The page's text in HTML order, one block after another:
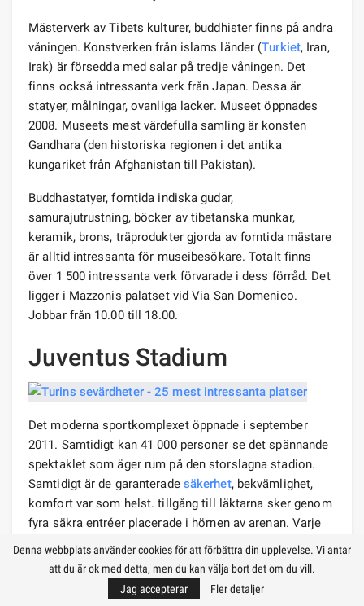
Mästerverk av Tibets kulturer, buddhister finns på andra
våningen. Konstverken från islams länder (Turkiet, Iran,
Irak) är försedda med salar på tredje våningen. Det
finns också intressanta verk från Japan. Dessa är
statyer, målningar, ovanliga lacker. Museet öppnades
2008. Museets mest värdefulla samling är konsten
Gandhara (den historiska regionen i det antika
kungariket från Afghanistan till Pakistan).
Buddhastatyer, forntida indiska gudar,
samurajutrustning, böcker av tibetanska munkar,
keramik, brons, träprodukter gjorda av forntida mästare
är alltid intressanta för museibesökare. Totalt finns
över 1 500 intressanta verk förvarade i dess förråd. Det
ligger i Mazzonis-palatset vid Via San Domenico.
Jobbar från 10.00 till 18.00.
Juventus Stadium
Det moderna sportkomplexet öppnade i september
2011. Samtidigt kan 41 000 personer se det spännande
spektaklet som äger rum på den storslagna stadion.
Samtidigt är de garanterade säkerhet, bekvämlighet,
komfort var som helst. tillgång till läktarna sker genom
fyra säkra entréer placerade i hörnen av arenan. Varje
sektor är utformad på ett sådant sätt att den har 16
olika sätt att närma sig den önskade sitsen.
I nödfall lämnar alla åskådare arenan i 4 minuter.
Denna webbplats använder cookies för att förbättra din upplevelse. Vi antar
att du är ok med detta, men du kan välja bort det om du vill.
Jag accepterar
Fler detaljer